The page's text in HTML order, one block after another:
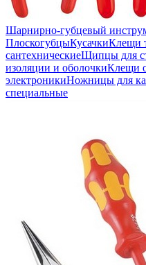
Шарнирно-губцевый
ПлоскогубцыКусачкиКлещи
сантехническиеЩипцы для
изоляции и оболочкиКлещи
электроникиНожницы для
специальные